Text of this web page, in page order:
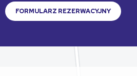
FORMULARZ REZERWACYJNY